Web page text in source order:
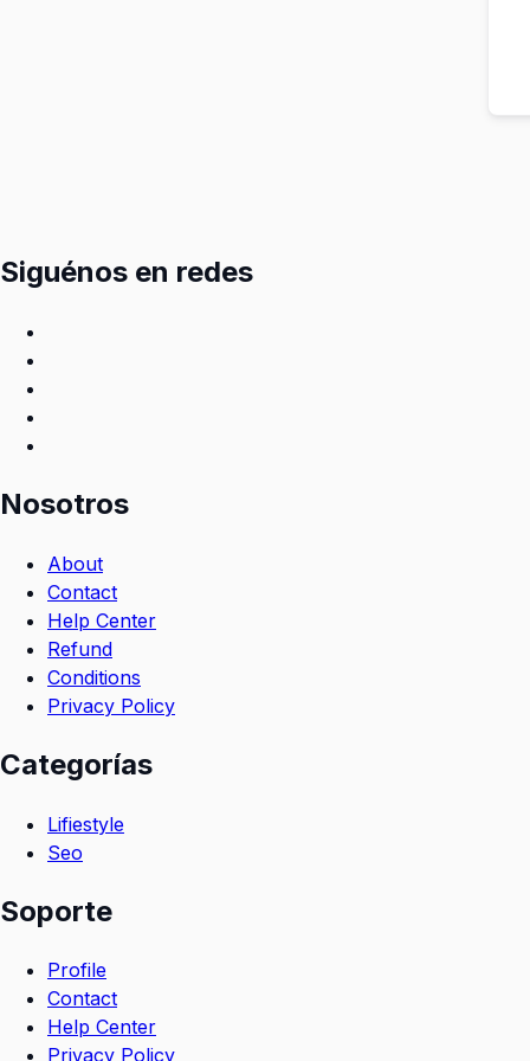
Siguénos en redes
Nosotros
About
Contact
Help Center
Refund
Conditions
Privacy Policy
Categorías
Lifiestyle
Seo
Soporte
Profile
Contact
Help Center
Privacy Policy